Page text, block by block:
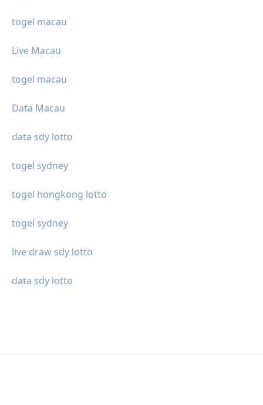
togel macau
Live Macau
togel macau
Data Macau
data sdy lotto
togel sydney
togel hongkong lotto
togel sydney
live draw sdy lotto
data sdy lotto